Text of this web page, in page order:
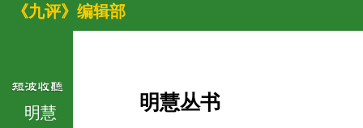
《九评》编辑部
明慧 明慧丛书